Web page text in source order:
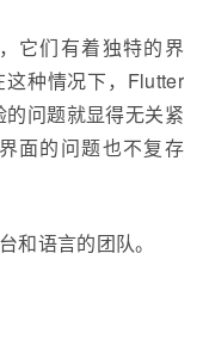
它们有着独特的界
种情况下，Flutter
问题就显得无关紧
面的问题也不复存
和语言的团队。